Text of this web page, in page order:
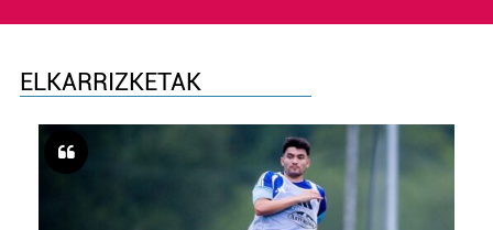
ELKARRIZKETAK